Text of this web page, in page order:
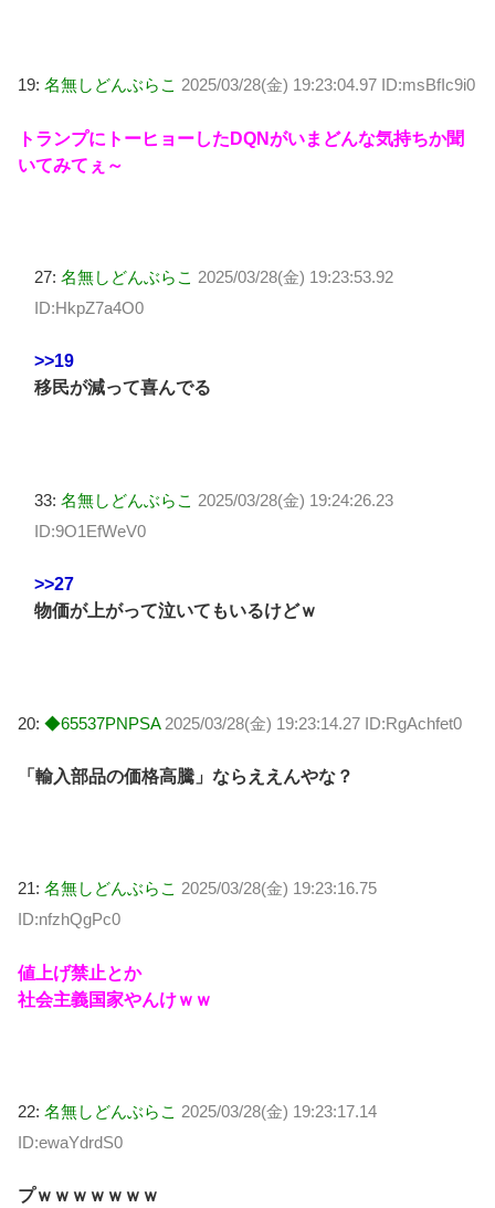
19: 名無しどんぶらこ 2025/03/28(金) 19:23:04.97 ID:msBfIc9i0
トランプにトーヒョーしたDQNがいまどんな気持ちか聞
いてみてぇ～
27: 名無しどんぶらこ 2025/03/28(金) 19:23:53.92
ID:HkpZ7a4O0
>>19
移民が減って喜んでる
33: 名無しどんぶらこ 2025/03/28(金) 19:24:26.23
ID:9O1EfWeV0
>>27
物価が上がって泣いてもいるけどｗ
20: ◆65537PNPSA 2025/03/28(金) 19:23:14.27 ID:RgAchfet0
「輸入部品の価格高騰」ならええんやな？
21: 名無しどんぶらこ 2025/03/28(金) 19:23:16.75
ID:nfzhQgPc0
値上げ禁止とか
社会主義国家やんけｗｗ
22: 名無しどんぶらこ 2025/03/28(金) 19:23:17.14
ID:ewaYdrdS0
プｗｗｗｗｗｗｗ